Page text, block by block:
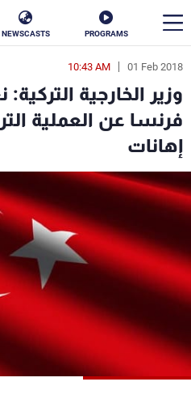
PROGRAMS
NEWSCASTS
01 Feb 2018
10:43 AM
وزير الخارجية
فرنسا عن العملية
إهانات
en
الأخبار
سياسة
إقتصاد
كأس العالم
البرامج
جدول البرامج
شاهد البرامج